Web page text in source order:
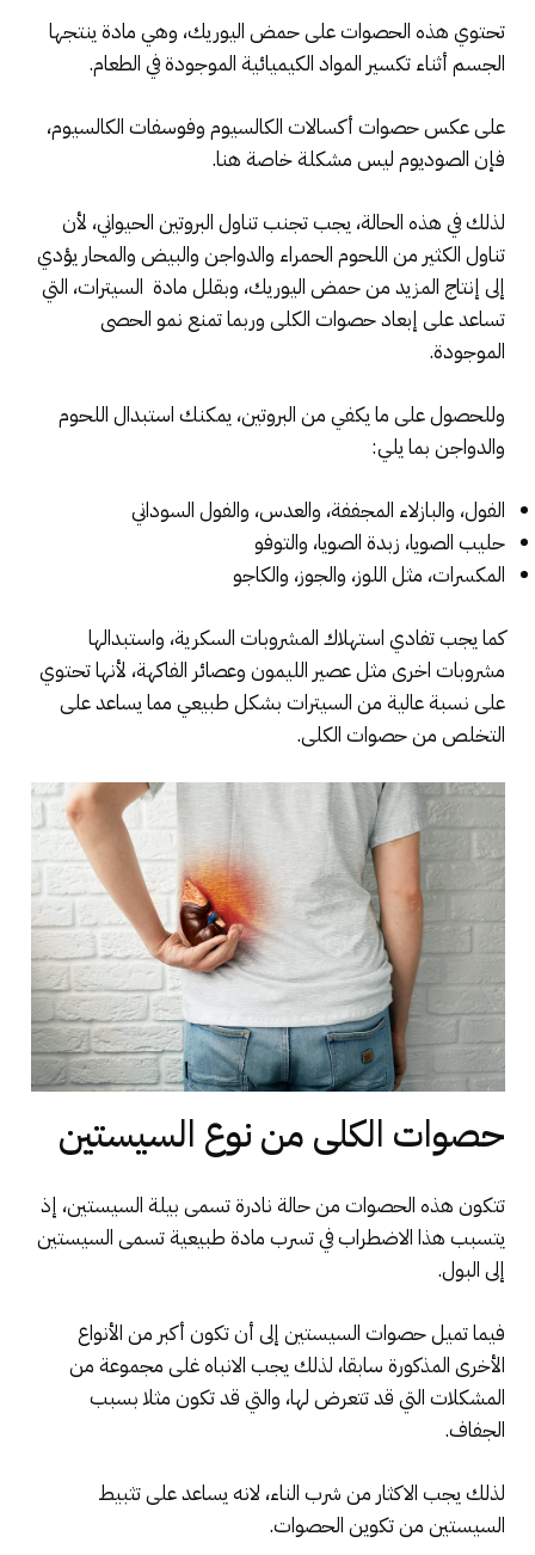
تحتوي هذه الحصوات على حمض اليوريك، وهي مادة ينتجها
الجسم أثناء تكسير المواد الكيميائية الموجودة في الطعام.
على عكس حصوات أكسالات الكالسيوم وفوسفات الكالسيوم،
فإن الصوديوم ليس مشكلة خاصة هنا.
لذلك في هذه الحالة، يجب تجنب تناول البروتين الحيواني، لأن
تناول الكثير من اللحوم الحمراء والدواجن والبيض والمحار يؤدي
إلى إنتاج المزيد من حمض اليوريك، وبقلل مادة السيترات، التي
تساعد على إبعاد حصوات الكلى وربما تمنع نمو الحصى
الموجودة.
وللحصول على ما يكفي من البروتين، يمكنك استبدال اللحوم
والدواجن بما يلي:
الفول، والبازلاء المجففة، والعدس، والفول السوداني
حليب الصويا، زبدة الصويا، والتوفو
المكسرات، مثل اللوز، والجوز، والكاجو
كما يجب تفادي استهلاك المشروبات السكرية، واستبدالها
مشروبات اخرى مثل عصير الليمون وعصائر الفاكهة، لأنها تحتوي
على نسبة عالية من السيترات بشكل طبيعي مما يساعد على
التخلص من حصوات الكلى.
حصوات الكلى من نوع السيستين
تتكون هذه الحصوات من حالة نادرة تسمى بيلة السيستين، إذ
يتسبب هذا الاضطراب في تسرب مادة طبيعية تسمى السيستين
إلى البول.
فيما تميل حصوات السيستين إلى أن تكون أكبر من الأنواع
الأخرى المذكورة سابقا، لذلك يجب الانباه غلى مجموعة من
المشكلات التي قد تتعرض لها، والتي قد تكون مثلا بسبب
الجفاف.
لذلك يجب الاكثار من شرب الناء، لانه يساعد على تثبيط
السيستين من تكوين الحصوات.